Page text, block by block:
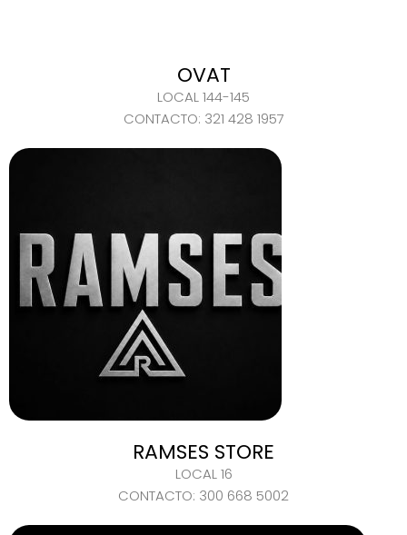
OVAT
LOCAL 144-145
CONTACTO: 321 428 1957
RAMSES STORE
LOCAL 16
CONTACTO: 300 668 5002